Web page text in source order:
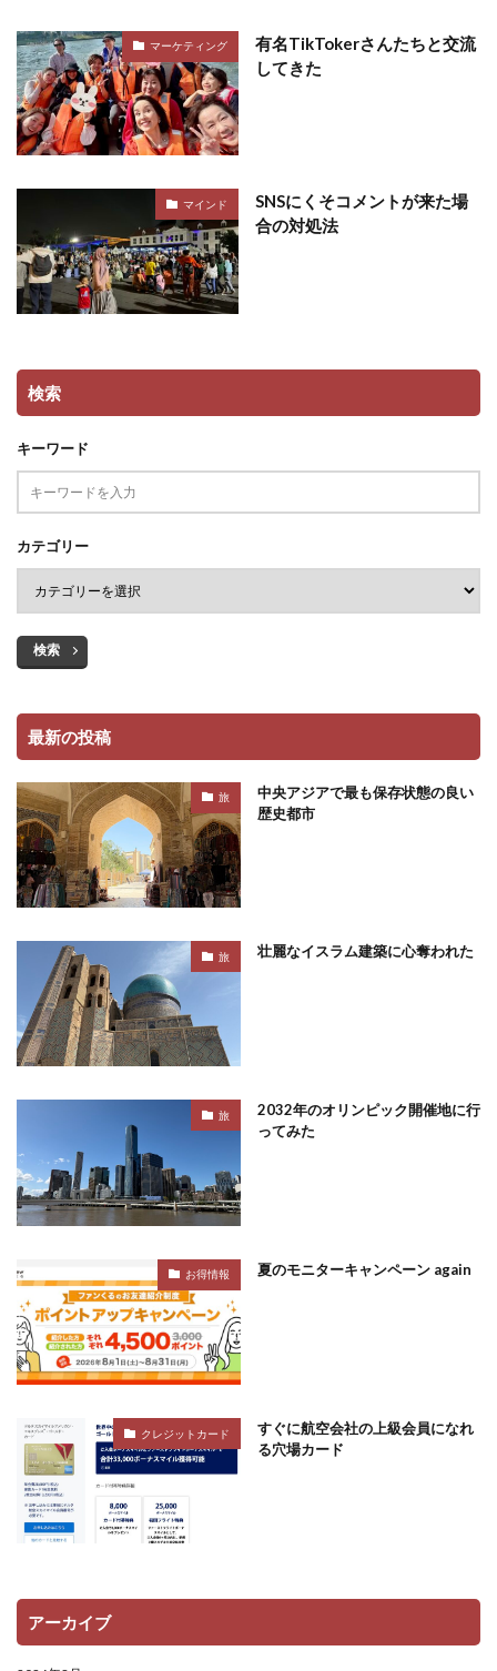
マーケティング
有名TikTokerさんたちと交流
してきた
マインド
SNSにくそコメントが来た場
合の対処法
検索
キーワード
カテゴリー
検索
最新の投稿
旅
中央アジアで最も保存状態の良い
歴史都市
旅 壮麗なイスラム建築に心奪われた
旅
2032年のオリンピック開催地に行
ってみた
お得情報 夏のモニターキャンペーン again
クレジットカード
すぐに航空会社の上級会員になれ
る穴場カード
アーカイブ